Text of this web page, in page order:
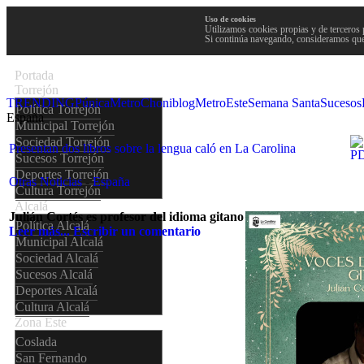
Uso de cookies
Utilizamos cookies propias y de terceros
Si continúa navegando, consideramos
Portada
Torrejón
Política Torrejón
Municipal Torrejón
Sociedad Torrejón
Sucesos Torrejón
Deportes Torrejón
Cultura Torrejón
Alcalá
Política Alcalá
Municipal Alcalá
Sociedad Alcalá
Sucesos Alcalá
Deportes Alcalá
Cultura Alcalá
Zona Este
Coslada
San Fernando
TRENDINGPúnicaMetroChoniblogMetroEsteSemana SantaSucesos
España
Presentan dos libros sobre la lengua caló en La Carolina
Otras Noticias-España
Julián Cortés es profesor del idioma gitano
Leer más... Escribir un comentario